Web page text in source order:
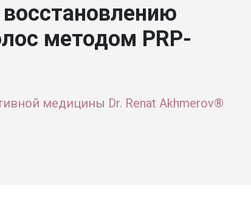
методом PRP-
медицины Dr. Renat Akhmerov®